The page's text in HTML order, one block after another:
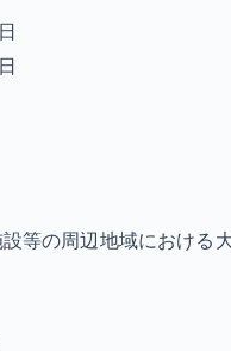
等の周辺地域における